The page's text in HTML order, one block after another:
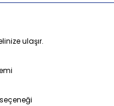
ulaşır.